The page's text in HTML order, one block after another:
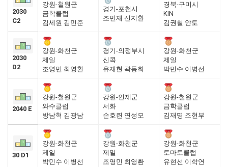
2030
C2
강원-철원군
금학클럽
김세원 김민준
경기-포천시
조민재 신지환
경북-구미시
KIN
김권철 얀토
2030
D2
강원-화천군
제일
조영민 최영환
경기-의정부시
신콕
유재현 곽동희
강원-화천군
제일
박민수 이병선
2040 E
강원-철원군
와수클럽
방남혁 김광남
강원-인제군
서화
손호련 연성모
강원-철원군
금학클럽
김재명 조현부
30 D1
강원-화천군
제일
박민수 이병선
강원-화천군
제일
조영민 최영환
강원-화천군
토마토클럽
유현선 이학연